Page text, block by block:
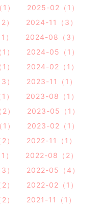
）
2025-02（1）
）
2024-11（3）
2024-08（3）
）
2024-05（1）
）
2024-02（1）
）
2023-11（1）
）
2023-08（1）
）
2023-05（1）
）
2023-02（1）
）
2022-11（1）
2022-08（2）
）
2022-05（4）
）
2022-02（1）
）
2021-11（1）